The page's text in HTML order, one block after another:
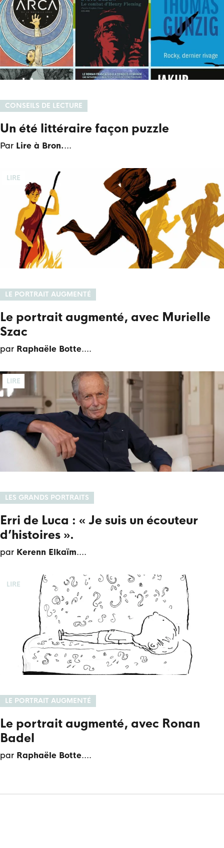
CONSEILS DE LECTURE
Un été littéraire façon puzzle
Par Lire à Bron.
LIRE
LE PORTRAIT AUGMENTÉ
Le portrait augmenté, avec Murielle
Szac
par Raphaële Botte.
LIRE
LES GRANDS PORTRAITS
Erri de Luca : « Je suis un écouteur
d’histoires ».
par Kerenn Elkaïm.
LIRE
LE PORTRAIT AUGMENTÉ
Le portrait augmenté, avec Ronan
Badel
par Raphaële Botte.